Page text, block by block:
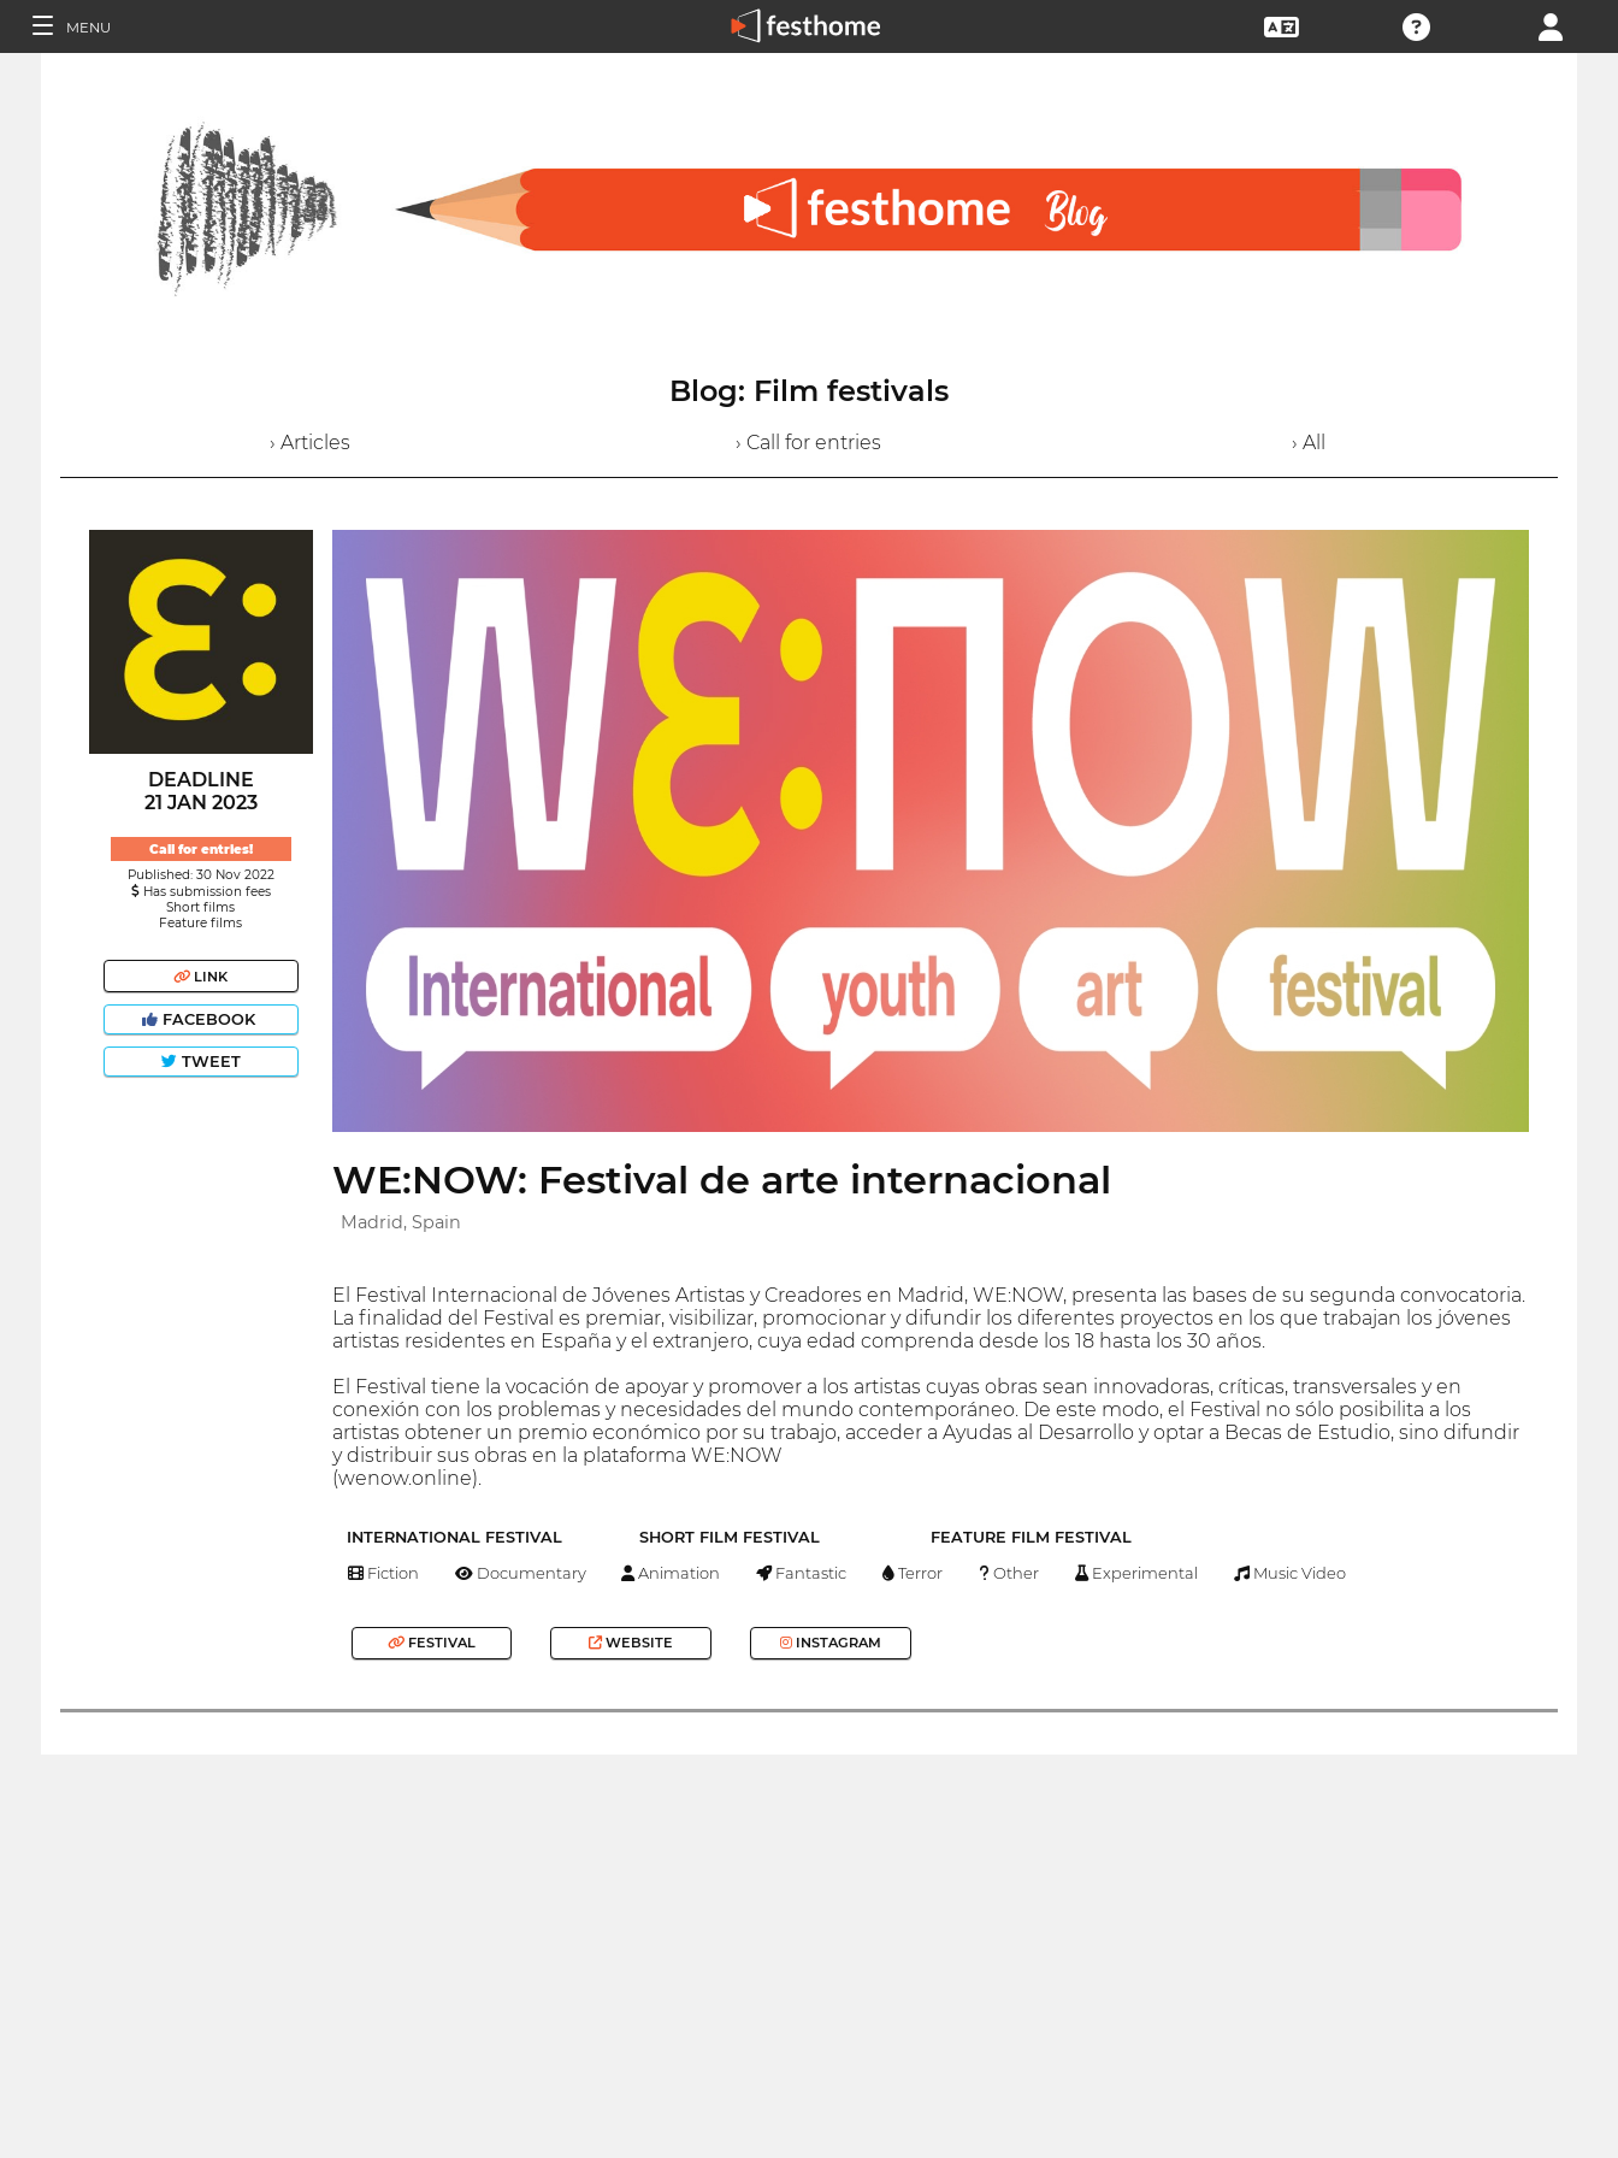
MENU
Blog: Film festivals
› Articles › Call for entries › All
DEADLINE
21 JAN 2023
Call for entries!
Published: 30 Nov 2022
Has submission fees
Short films
Feature films
LINK
FACEBOOK
TWEET
WE:NOW: Festival de arte internacional
Madrid, Spain
El Festival Internacional de Jóvenes Artistas y Creadores en Madrid, WE:NOW, presenta las bases de su segunda convocatoria.
La finalidad del Festival es premiar, visibilizar, promocionar y difundir los diferentes proyectos en los que trabajan los jóvenes
artistas residentes en España y el extranjero, cuya edad comprenda desde los 18 hasta los 30 años.
El Festival tiene la vocación de apoyar y promover a los artistas cuyas obras sean innovadoras, críticas, transversales y en
conexión con los problemas y necesidades del mundo contemporáneo. De este modo, el Festival no sólo posibilita a los
artistas obtener un premio económico por su trabajo, acceder a Ayudas al Desarrollo y optar a Becas de Estudio, sino difundir
y distribuir sus obras en la plataforma WE:NOW
(wenow.online).
INTERNATIONAL FESTIVAL SHORT FILM FESTIVAL FEATURE FILM FESTIVAL
Fiction Documentary Animation Fantastic Terror Other Experimental Music Video
FESTIVAL WEBSITE INSTAGRAM